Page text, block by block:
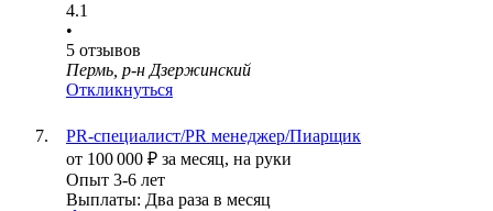
4.1
•
5 отзывов
Пермь, р-н Дзержинский
Откликнуться
PR-специалист/PR менеджер/Пиарщик
от 100 000 ₽ за месяц, на руки
Опыт 3-6 лет
Выплаты: Два раза в месяц